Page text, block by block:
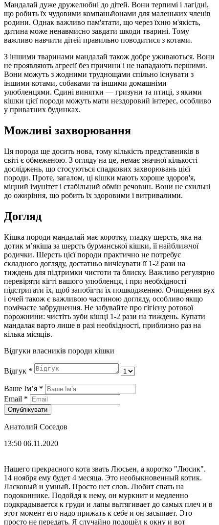
Мандалай дуже дружелюбні до дітей. Вони терпимі і лагідні,
що робить їх чудовими компаньйонами для маленьких членів
родини. Однак важливо пам'ятати, що через їхню м'якість,
дитина може ненавмисно завдати шкоди тварині. Тому
важливо навчити дітей правильно поводитися з котами.
З іншими тваринами мандалай також добре уживаються. Вони
не проявляють агресії без причини і не нападають першими.
Вони можуть з жодними труднощами спільно існувати з
іншими котами, собаками та іншими домашніми
улюбленцями. Єдині винятки — гризуни та птиці, з якими
кішки цієї породи можуть мати нездоровий інтерес, особливо
у приватних будинках.
Можливі захворювання
Ця порода ще досить нова, тому кількість представників в
світі є обмеженою. З огляду на це, немає значної кількості
досліджень, що стосуються спадкових захворювань цієї
породи. Проте, загалом, ці кішки мають хороше здоров'я,
міцний імунітет і стабільний обмін речовин. Вони не схильні
до ожиріння, що робить їх здоровими і витривалими.
Догляд
Кішка породи мандалай має коротку, гладку шерсть, яка на
дотик м’якіша за шерсть бурманської кішки, її найближчої
родички. Шерсть цієї породи практично не потребує
складного догляду, достатньо вичісувати її 1-2 рази на
тиждень для підтримки чистоти та блиску. Важливо регулярно
перевіряти кігті вашого улюбленця, і при необхідності
підстригати їх, щоб запобігти їх пошкодженню. Очищення вух
і очей також є важливою частиною догляду, особливо якщо
помічаєте забруднення. Не забувайте про гігієну ротової
порожнини: чистіть зуби кішці 1-2 рази на тиждень. Купати
мандалая варто лише в разі необхідності, приблизно раз на
кілька місяців.
Відгуки власників породи кішки
Відгук *
Ваше Імʼя *
Email *
Опублікувати
Анатолий Соседов
13:50 06.11.2020
Нашего прекрасного кота звать Люсьен, а коротко "Люсик".
14 ноября ему будет 4 месяца. Это необыкновенный котик.
Ласковый и умный. Просто нет слов. Любит спать на
подоконнике. Подойдя к нему, он муркнит и медленно
подкрадывается к груди и лапы вытягивает до самых плеч и в
этот момент его надо прижать к себе и он засыпает. Это
просто не передать. Я случайно подошёл к окну и вот